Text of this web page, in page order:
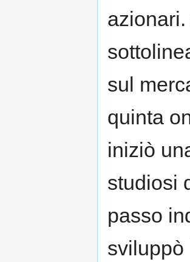
sul
quinta
iniziò
studiosi
passo
sviluppò